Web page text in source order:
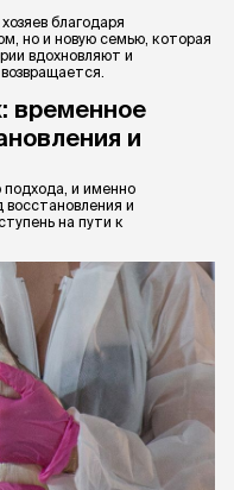
благодаря
но и новую семью, которая
вдохновляют и
временное
и
и именно
и
на пути к